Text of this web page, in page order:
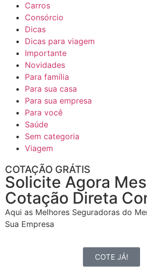
Carros
Consórcio
Dicas
Dicas para viagem
Importante
Novidades
Para família
Para sua casa
Para sua empresa
Para você
Saúde
Sem categoria
Viagem
COTAÇÃO GRÁTIS
Solicite Agora
Cotação Direta
Aqui as Melhores Seguradoras do
Sua Empresa
COTE JÁ!